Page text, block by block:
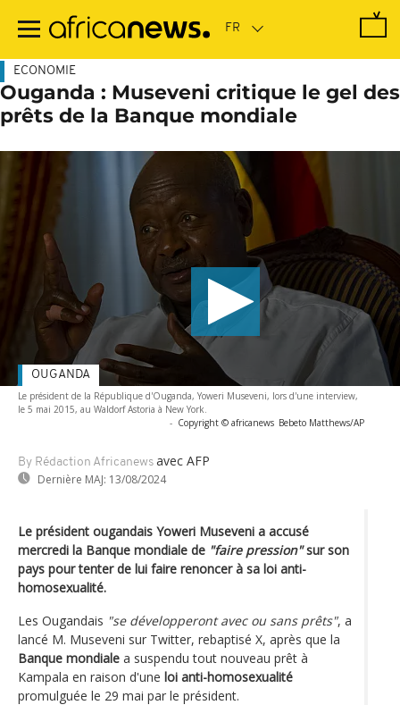
contenu
ECONOMIE
Ouganda : Museveni critique le gel des
prêts de la Banque mondiale
Le président de la République d'Ouganda, Yoweri Museveni, lors d'une interview,
le 5 mai 2015, au Waldorf Astoria à New York.
- Copyright © africanews Bebeto Matthews/AP
By Rédaction Africanews avec AFP
Dernière MAJ: 13/08/2024
OUGANDA
Le président ougandais Yoweri Museveni a accusé
mercredi la Banque mondiale de "faire pression"sur son
pays pour tenter de lui faire renoncer à sa loi anti-
homosexualité.
Les Ougandais "se développeront avec ou sans prêts", a
lancé M. Museveni sur Twitter, rebaptisé X, après que la
Banque mondiale a suspendu tout nouveau prêt à
Kampala en raison d'une loi anti-homosexualité
promulguée le 29 mai par le président.